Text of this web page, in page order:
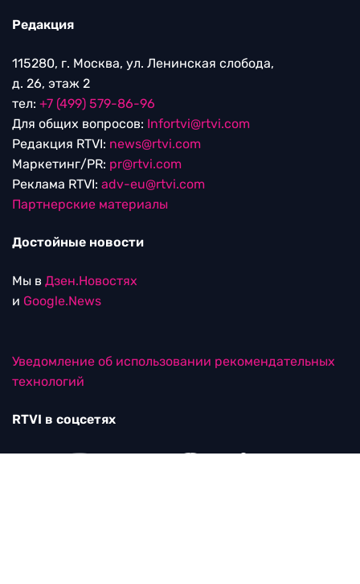
Редакция
115280, г. Москва, ул. Ленинская слобода,
д. 26, этаж 2
тел: +7 (499) 579-86-96
Для общих вопросов: Infortvi@rtvi.com
Редакция RTVI: news@rtvi.com
Маркетинг/PR: pr@rtvi.com
Реклама RTVI: adv-eu@rtvi.com
Партнерские материалы
Достойные новости
Мы в Дзен.Новостях
и Google.News
Уведомление об использовании рекомендательных
технологий
RTVI в соцсетях